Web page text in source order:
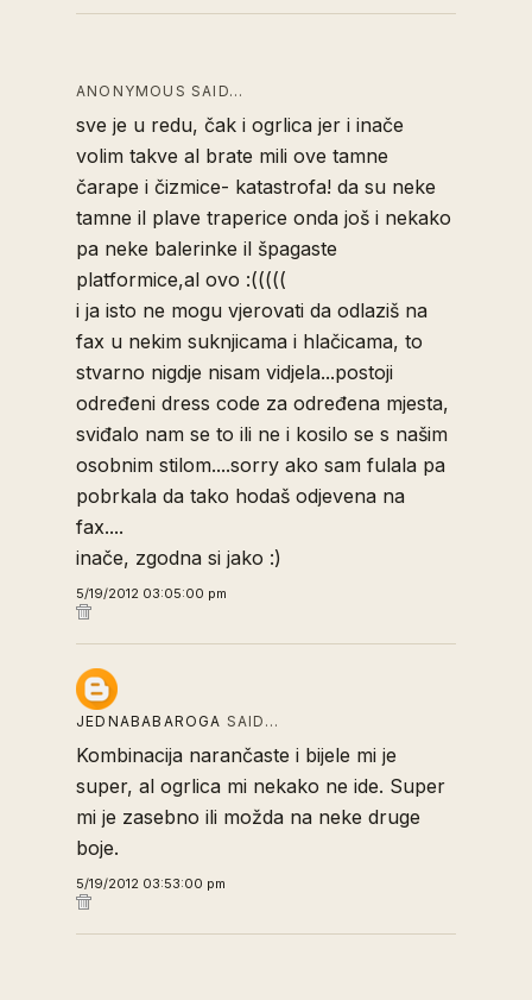
ANONYMOUS SAID…
sve je u redu, čak i ogrlica jer i inače
volim takve al brate mili ove tamne
čarape i čizmice- katastrofa! da su neke
tamne il plave traperice onda još i nekako
pa neke balerinke il špagaste
platformice,al ovo :(((((
i ja isto ne mogu vjerovati da odlaziš na
fax u nekim suknjicama i hlačicama, to
stvarno nigdje nisam vidjela...postoji
određeni dress code za određena mjesta,
sviđalo nam se to ili ne i kosilo se s našim
osobnim stilom....sorry ako sam fulala pa
pobrkala da tako hodaš odjevena na
fax....
inače, zgodna si jako :)
5/19/2012 03:05:00 pm
JEDNABABAROGA SAID…
Kombinacija narančaste i bijele mi je
super, al ogrlica mi nekako ne ide. Super
mi je zasebno ili možda na neke druge
boje.
5/19/2012 03:53:00 pm